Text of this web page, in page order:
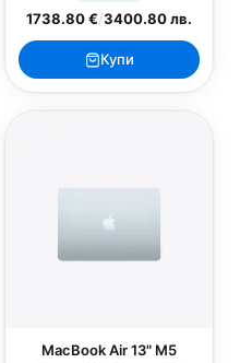
1738.80 €/3400.80 лв.
Купи
MacBook Air 13" M5